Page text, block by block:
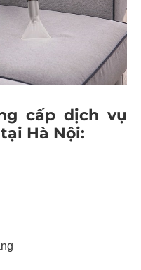
cấp dịch vụ
Hà Nội: